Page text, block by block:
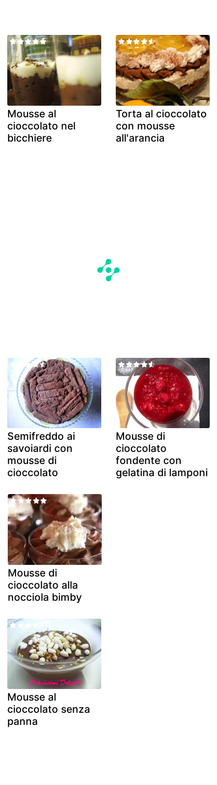
Mousse al
cioccolato nel
bicchiere
Torta al cioccolato
con mousse
all'arancia
Semifreddo ai
savoiardi con
mousse di
cioccolato
Mousse di
cioccolato
fondente con
gelatina di lamponi
Mousse di
cioccolato alla
nocciola bimby
Mousse al
cioccolato senza
panna